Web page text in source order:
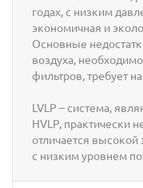
годах, с низким
экономичная и
Основные
воздуха,
фильтров, требует
LVLP – система,
HVLP, практически
отличается
с низким уровнем